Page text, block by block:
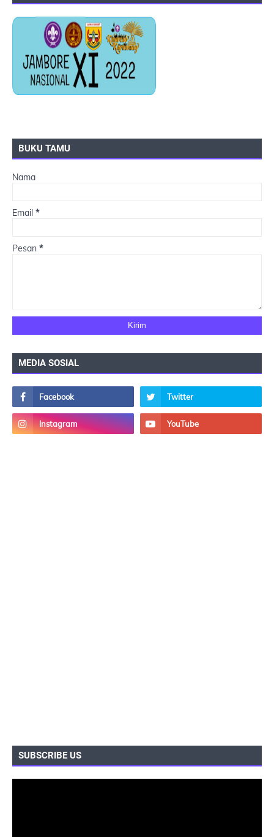
BUKU TAMU
Nama
Email *
Pesan *
MEDIA SOSIAL
SUBSCRIBE US